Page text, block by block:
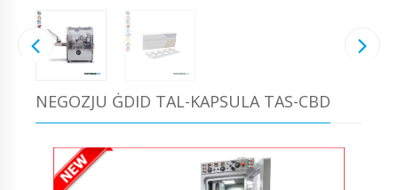
NEGOZJU ĠDID TAL-KAPSULA TAS-CBD